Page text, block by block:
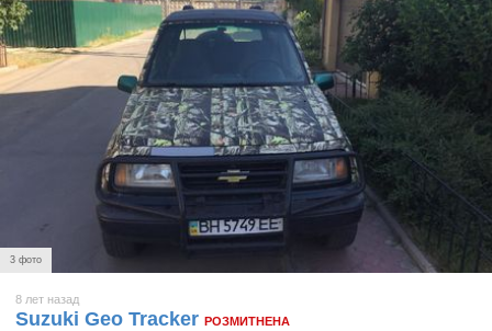
3 фото
8 лет назад
Suzuki Geo Tracker РОЗМИТНЕНА